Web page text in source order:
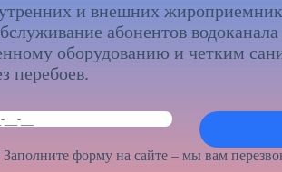
и внешних
абонентов
оборудованию и четким
перебоев.
форму на сайте – мы вам